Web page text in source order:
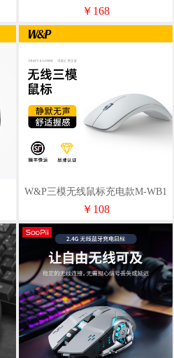
标PMV50
￥168
W&P三模无线鼠标充电款M-WB1
￥108